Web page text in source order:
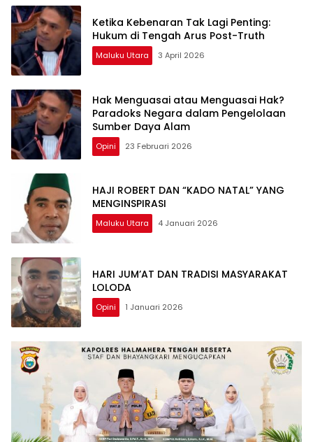
Ketika Kebenaran Tak Lagi Penting:
Hukum di Tengah Arus Post-Truth
Maluku Utara 3 April 2026
Hak Menguasai atau Menguasai Hak?
Paradoks Negara dalam Pengelolaan
Sumber Daya Alam
Opini 23 Februari 2026
HAJI ROBERT DAN “KADO NATAL” YANG
MENGINSPIRASI
Maluku Utara 4 Januari 2026
HARI JUM’AT DAN TRADISI MASYARAKAT
LOLODA
Opini 1 Januari 2026